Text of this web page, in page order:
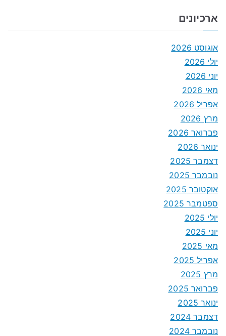
ארכיונים
אוגוסט 2026
יולי 2026
יוני 2026
מאי 2026
אפריל 2026
מרץ 2026
פברואר 2026
ינואר 2026
דצמבר 2025
נובמבר 2025
אוקטובר 2025
ספטמבר 2025
יולי 2025
יוני 2025
מאי 2025
אפריל 2025
מרץ 2025
פברואר 2025
ינואר 2025
דצמבר 2024
נובמבר 2024